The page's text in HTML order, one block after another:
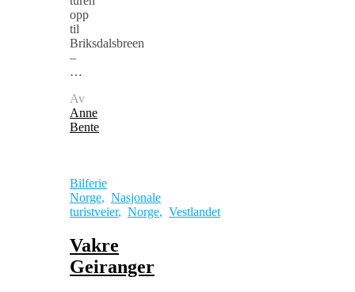
opp
til
Briksdalsbreen
–
…
Av
Anne
Bente
Bilferie
Norge, Nasjonale
turistveier, Norge, Vestlandet
Vakre
Geiranger